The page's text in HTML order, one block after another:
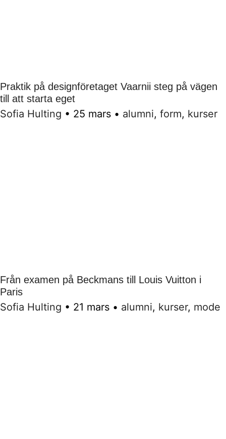
Praktik på designföretaget Vaarnii steg på vägen
till att starta eget
Sofia Hulting • 25 mars • alumni, form, kurser
Från examen på Beckmans till Louis Vuitton i
Paris
Sofia Hulting • 21 mars • alumni, kurser, mode